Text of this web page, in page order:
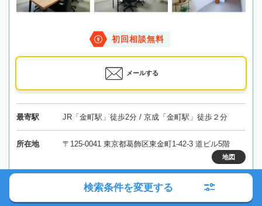
初回相談無料
メールする
最寄駅 JR「金町駅」徒歩2分 / 京成「金町駅」徒歩２分
所在地 〒125-0041 東京都葛飾区東金町1-42-3 道ビル5階
地図
東京、埼玉、千葉、神奈川
検索条件を変更する